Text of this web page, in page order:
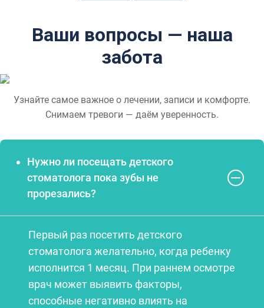
Ваши вопросы — наша
забота
Узнайте самое важное о лечении, записи и комфорте.
Снимаем тревоги — даём уверенность.
Нужно ли посещать детского
стоматолога пока зубы не
прорезались?
Первый раз посетить детского
стоматолога желательно, когда ребенку
исполнится 1 месяц. При раннем осмотре
врач может выявить факторы,
способные негативно влиять на